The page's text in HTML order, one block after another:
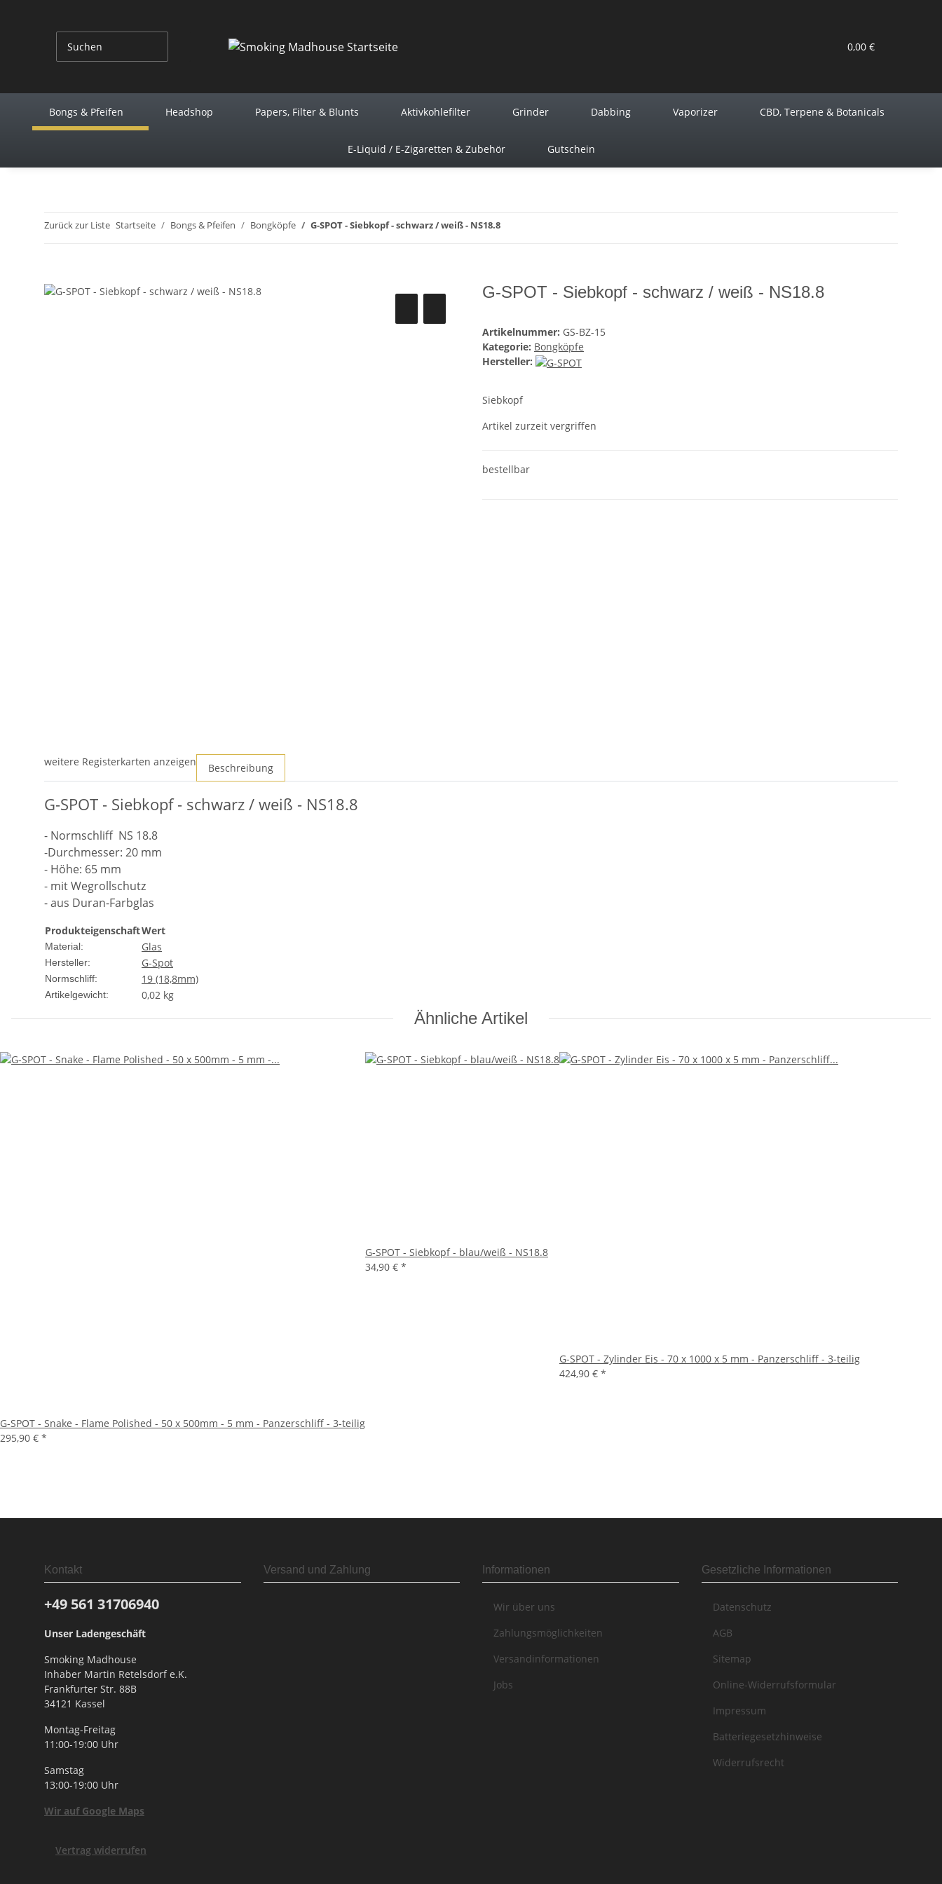
0,00 €
Bongs & Pfeifen Headshop Papers, Filter & Blunts Aktivkohlefilter Grinder Dabbing Vaporizer CBD, Terpene & Botanicals
E-Liquid / E-Zigaretten & Zubehör Gutschein
Zurück zur Liste Startseite Bongs & Pfeifen Bongköpfe G-SPOT - Siebkopf - schwarz / weiß - NS18.8
G-SPOT - Siebkopf - schwarz / weiß - NS18.8
Artikelnummer: GS-BZ-15
Kategorie: Bongköpfe
Hersteller:
Siebkopf
Artikel zurzeit vergriffen
bestellbar
weitere Registerkarten anzeigen Beschreibung
G-SPOT - Siebkopf - schwarz / weiß - NS18.8
- Normschliff NS 18.8
-Durchmesser: 20 mm
- Höhe: 65 mm
- mit Wegrollschutz
- aus Duran-Farbglas
ProdukteigenschaftWert
Material: Glas
Hersteller: G-Spot
Normschliff: 19 (18,8mm)
Artikelgewicht: 0,02 kg
Ähnliche Artikel
G-SPOT - Snake - Flame Polished - 50 x 500mm - 5 mm - Panzerschliff - 3-teilig
295,90 € *
G-SPOT - Siebkopf - blau/weiß - NS18.8
34,90 € *
G-SPOT - Zylinder Eis - 70 x 1000 x 5 mm - Panzerschliff - 3-teilig
424,90 € *
Kontakt
+49 561 31706940
Unser Ladengeschäft
Smoking Madhouse
Inhaber Martin Retelsdorf e.K.
Frankfurter Str. 88B
34121 Kassel
Montag-Freitag
11:00-19:00 Uhr
Samstag
13:00-19:00 Uhr
Wir auf Google Maps
Versand und Zahlung Informationen
Wir über uns
Zahlungsmöglichkeiten
Versandinformationen
Jobs
Gesetzliche Informationen
Datenschutz
AGB
Sitemap
Online-Widerrufsformular
Impressum
Batteriegesetzhinweise
Widerrufsrecht
Vertrag widerrufen